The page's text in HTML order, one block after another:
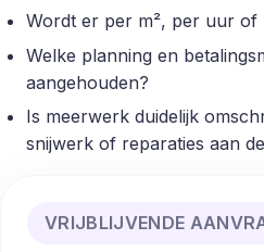
Wordt er per m², per uur of
Welke planning en
aangehouden?
Is meerwerk duidelijk
snijwerk of reparaties aan
VRIJBLIJVENDE